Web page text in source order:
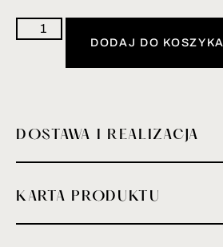
DODAJ DO KOSZYKA
DOSTAWA I REALIZACJA
KARTA PRODUKTU